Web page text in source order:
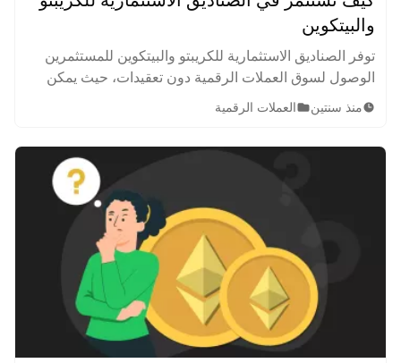
والبيتكوين
توفر الصناديق الاستثمارية للكريبتو والبيتكوين للمستثمرين
الوصول لسوق العملات الرقمية دون تعقيدات، حيث يمكن
شراء العملات الرقمية الفردية والاحتفاظ بها.
منذ سنتين العملات الرقمية